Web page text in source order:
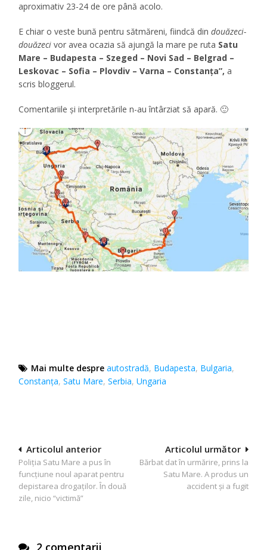
aproximativ 23-24 de ore până acolo.
E chiar o veste bună pentru sătmăreni, fiindcă dindouăzeci-
douăzeci vor avea ocazia să ajungă la mare pe ruta Satu
Mare – Budapesta – Szeged – Novi Sad – Belgrad –
Leskovac – Sofia – Plovdiv – Varna – Constanța”, a
scris bloggerul.
Comentariile şi interpretările n-au întârziat să apară. 🙂
Mai multe despre autostradă, Budapesta, Bulgaria,
Constanţa,Satu Mare,Serbia,Ungaria
Navigare
în
articole
Articolul următor
Bărbat dat în urmărire, prins la
Satu Mare. A produs un
accident şi a fugit
Articolul anterior
Poliţia Satu Mare a pus în
funcţiune noul aparat pentru
depistarea drogaţilor. În două
zile, nicio “victimă”
2 comentarii